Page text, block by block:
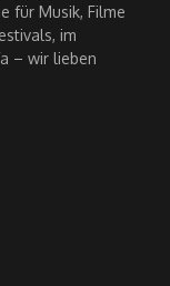
für Musik, Filme
im
– wir lieben